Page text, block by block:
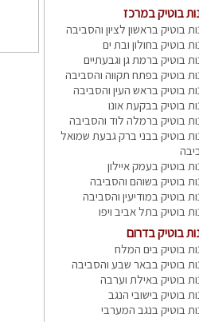
בוטיק במרכז
בוטיק בראשון לציון והסביבה
בוטיק בחולון ובת ים
בוטיק ברמת גן וגבעתיים
בוטיק בפתח תקווה והסביבה
בוטיק בראש העין והסביבה
בוטיק בבקעת אונו
בוטיק ברמלה לוד והסביבה
בוטיק בבני ברק גבעת שמואל
בוטיק בעמק איילון
בוטיק בשוהם והסביבה
בוטיק במודיעין והסביבה
בוטיק בתל אביב ויפו
בוטיק בדרום
בוטיק בים המלח
בוטיק בבאר שבע והסביבה
בוטיק באילת וערבה
בוטיק בישובי הנגב
בוטיק בנגב המערבי